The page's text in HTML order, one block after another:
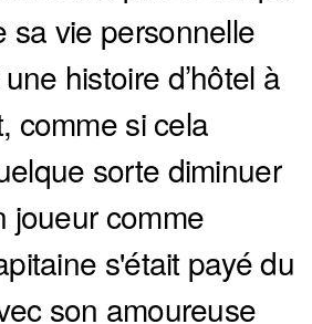
sa vie personnelle
histoire d’hôtel à
comme si cela
sorte diminuer
joueur comme
s'était payé du
son amoureuse